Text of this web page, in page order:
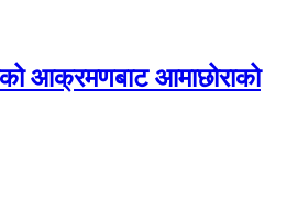
आक्रमणबाट आमाछोराको